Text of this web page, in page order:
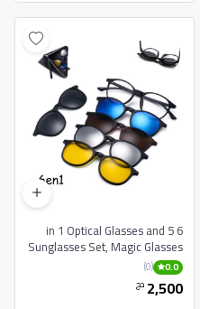
6 in 1 Optical Glasses and 5
Sunglasses Set, Magic Glasses
with Different Frames
0.0
(0)
2,500 دج